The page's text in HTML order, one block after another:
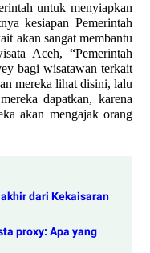
untuk menyiapkan
kesiapan Pemerintah
akan sangat membantu
Aceh, “Pemerintah
bagi wisatawan terkait
mereka lihat disini, lalu
dapatkan, karena
akan mengajak orang
dari Kekaisaran
proxy: Apa yang